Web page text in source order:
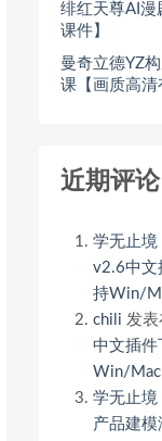
绯红天尊AI
课件】
曼奇立德YZ
课【画质高清
近期评论
学无止境
v2.6中文
持Win/
chili 发表
中文插件
Win/Mac
学无止境
产品建